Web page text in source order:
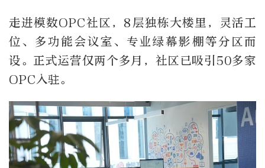
走进模数OPC社区，8层独栋大楼里，灵活工
位、多功能会议室、专业绿幕影棚等分区而
设。正式运营仅两个多月，社区已吸引50多家
OPC入驻。